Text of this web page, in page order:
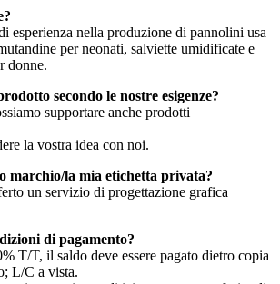
esperienza nella produzione di pannolini usa
per neonati, salviette umidificate e
donne.
secondo le nostre esigenze?
supportare anche prodotti
la vostra idea con noi.
marchio/la mia etichetta privata?
un servizio di progettazione grafica
di pagamento?
T/T, il saldo deve essere pagato dietro copia
L/C a vista.